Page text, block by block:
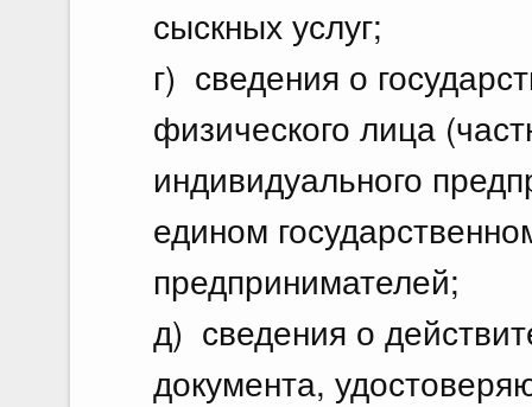
сыскных услуг;
г) сведения о
физического лица
индивидуального
едином
предпринимателей;
д) сведения о
документа,